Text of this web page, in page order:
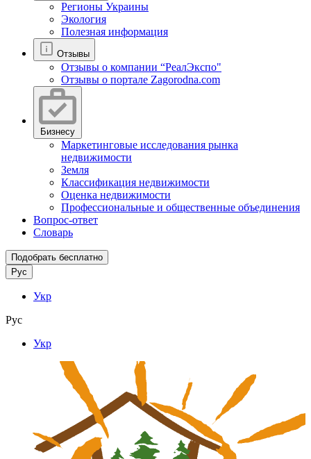
Регионы Украины
Экология
Полезная информация
Отзывы
Отзывы о компании “РеалЭкспо"
Отзывы о портале Zagorodna.com
Бизнесу
Маркетинговые исследования рынка
недвижимости
Земля
Классификация недвижимости
Оценка недвижимости
Профессиональные и общественные объединения
Вопрос-ответ
Словарь
Подобрать бесплатно
Рус
Укр
Рус
Укр